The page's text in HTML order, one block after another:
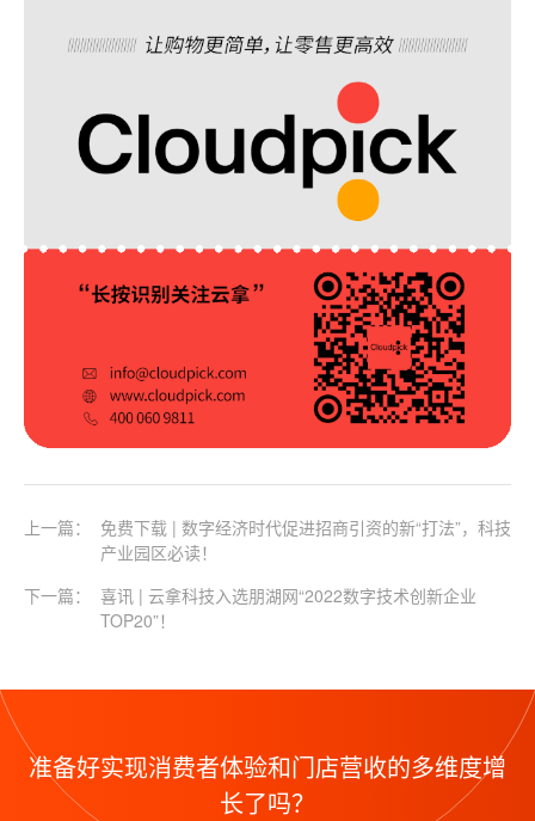
上一篇：
免费下载 | 数字经济时代促进招商引资的新“打法”，科技
产业园区必读！
下一篇：
喜讯 | 云拿科技入选朋湖网“2022数字技术创新企业
TOP20”！
准备好实现消费者体验和门店营收的多维度增
长了吗？